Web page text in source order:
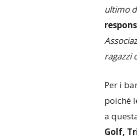
ultimo
ragazzi
Per i
poiché
a
Golf,